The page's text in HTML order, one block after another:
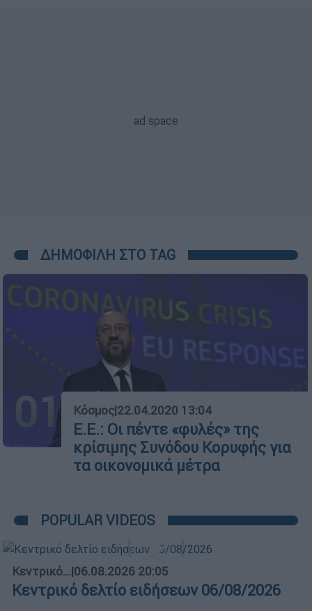
ΔΗΜΟΦΙΛΗ ΣΤΟ TAG
01 Κόσμος|22.04.2020 13:04
Ε.Ε.: Οι πέντε «φυλές» της
κρίσιμης Συνόδου Κορυφής για
τα οικονομικά μέτρα
POPULAR VIDEOS
Κεντρικό...|06.08.2026 20:05
Κεντρικό δελτίο ειδήσεων 06/08/2026